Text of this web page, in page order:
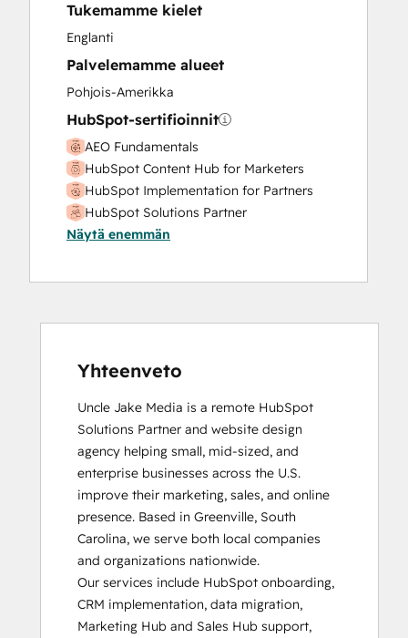
Revenue Hub Implementation
Sales and Marketing Alignment
Sales Enablement
Sales Hub Enterprise Onboarding
Search Engine Optimization
Service Hub Enterprise Onboarding
Service Hub Professional Onboarding
Social Media
Website Design
Website Development
Tukemamme kielet
Englanti
Palvelemamme alueet
Pohjois-Amerikka
HubSpot-sertifioinnit
AEO Fundamentals
HubSpot Content Hub for Marketers
HubSpot Implementation for Partners
HubSpot Solutions Partner
Inbound
Näytä enemmän
Yhteenveto
Uncle Jake Media is a remote HubSpot
Solutions Partner and website design
agency helping small, mid-sized, and
enterprise businesses across the U.S.
improve their marketing, sales, and online
presence. Based in Greenville, South
Carolina, we serve both local companies
and organizations nationwide.
Our services include HubSpot onboarding,
CRM implementation, data migration,
Marketing Hub and Sales Hub support,